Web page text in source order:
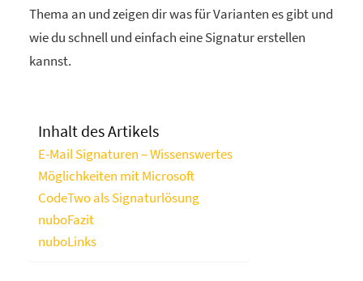
Thema an und zeigen dir was für Varianten es gibt und
wie du schnell und einfach eine Signatur erstellen
kannst.
Inhalt des Artikels
E-Mail Signaturen – Wissenswertes
Möglichkeiten mit Microsoft
CodeTwo als Signaturlösung
nuboFazit
nuboLinks